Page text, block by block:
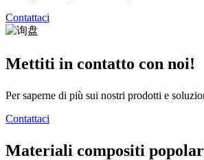
Contattaci
Mettiti in contatto con noi!
Per saperne di più sui nostri prodotti e
Contattaci
Materiali compositi